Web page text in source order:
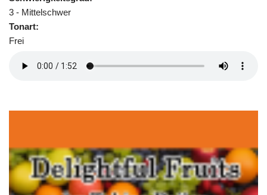
3 - Mittelschwer
Tonart:
Frei